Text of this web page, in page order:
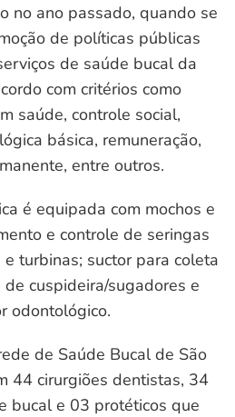
no ano passado, quando se
de políticas públicas
de saúde bucal da
com critérios como
saúde, controle social,
básica, remuneração,
entre outros.
é equipada com mochos e
e controle de seringas
turbinas; suctor para coleta
cuspideira/sugadores e
odontológico.
de Saúde Bucal de São
44 cirurgiões dentistas, 34
bucal e 03 protéticos que